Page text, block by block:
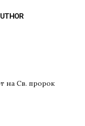
на Св. пророк